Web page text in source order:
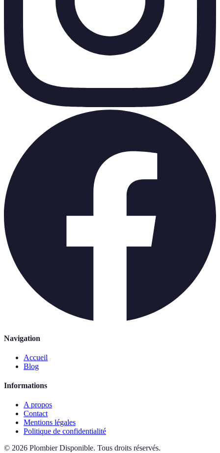
Navigation
Accueil
Blog
Informations
A propos
Contact
Mentions légales
Politique de confidentialité
© 2026 Plombier Disponible. Tous droits réservés.